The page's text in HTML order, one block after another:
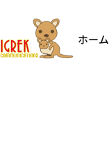
ホーム